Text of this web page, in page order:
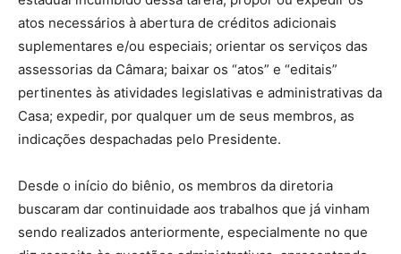
atos necessários à abertura de créditos adicionais
suplementares e/ou especiais; orientar os serviços das
assessorias da Câmara; baixar os “atos” e “editais”
pertinentes às atividades legislativas e administrativas da
Casa; expedir, por qualquer um de seus membros, as
indicações despachadas pelo Presidente.
Desde o início do biênio, os membros da diretoria
buscaram dar continuidade aos trabalhos que já vinham
sendo realizados anteriormente, especialmente no que